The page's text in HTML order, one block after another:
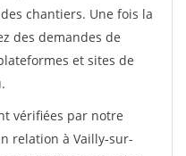
chantiers. Une fois la
des demandes de
et sites de
vérifiées par notre
relation à Vailly-sur-